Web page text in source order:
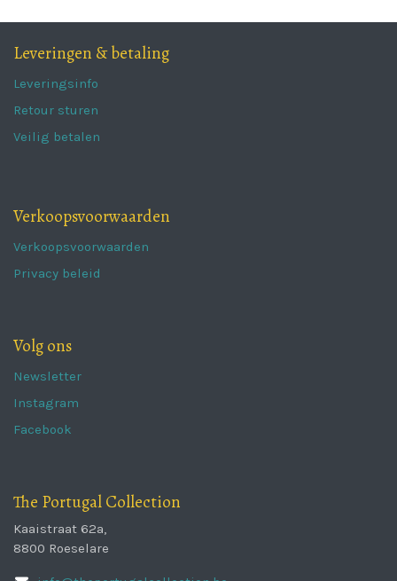
Leveringen & betaling
Leveringsinfo
Retour sturen
Veilig betalen
Verkoopsvoorwaarden
Verkoopsvoorwaarden
Privacy beleid
Volg ons
Newsletter
Instagram
Facebook
The Portugal Collection
Kaaistraat 62a,
8800 Roeselare